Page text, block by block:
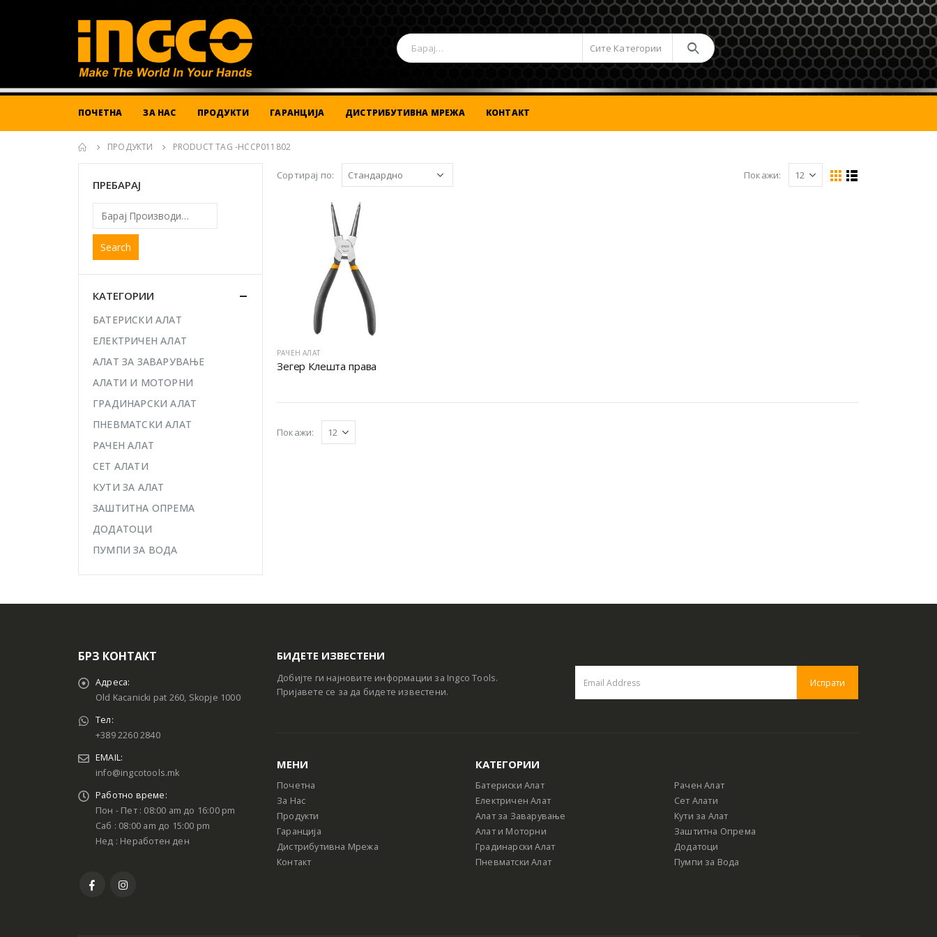
Сите Категории
ПОЧЕТНА ЗА НАС ПРОДУКТИ ГАРАНЦИЈА ДИСТРИБУТИВНА МРЕЖА КОНТАКТ
ПРОДУКТИ PRODUCT TAG -HCCP011802
Сортирај по: Покажи:
РАЧЕН АЛАТ
Зегер Клешта права
Покажи:
ПРЕБАРАЈ
Search
КАТЕГОРИИ
БАТЕРИСКИ АЛАТ
ЕЛЕКТРИЧЕН АЛАТ
АЛАТ ЗА ЗАВАРУВАЊЕ
АЛАТИ И МОТОРНИ
ГРАДИНАРСКИ АЛАТ
ПНЕВМАТСКИ АЛАТ
РАЧЕН АЛАТ
СЕТ АЛАТИ
КУТИ ЗА АЛАТ
ЗАШТИТНА ОПРЕМА
ДОДАТОЦИ
ПУМПИ ЗА ВОДА
БРЗ КОНТАКТ
Адреса:
Old Kacanicki pat 260, Skopje 1000
Тел:
+389 2260 2840
EMAIL:
info@ingcotools.mk
Работно време:
Пон - Пет : 08:00 am до 16:00 pm
Саб : 08:00 am до 15:00 pm
Нед : Неработен ден
БИДЕТЕ ИЗВЕСТЕНИ
Добијте ги најновите информации за Ingco Tools.
Пријавете се за да бидете известени.
МЕНИ
Почетна
За Нас
Продукти
Гаранција
Дистрибутивна Мрежа
Контакт
КАТЕГОРИИ
Батериски Алат
Електричен Алат
Алат за Заварување
Алат и Моторни
Градинарски Алат
Пневматски Алат
Рачен Алат
Сет Алати
Кути за Алат
Заштитна Опрема
Додатоци
Пумпи за Вода